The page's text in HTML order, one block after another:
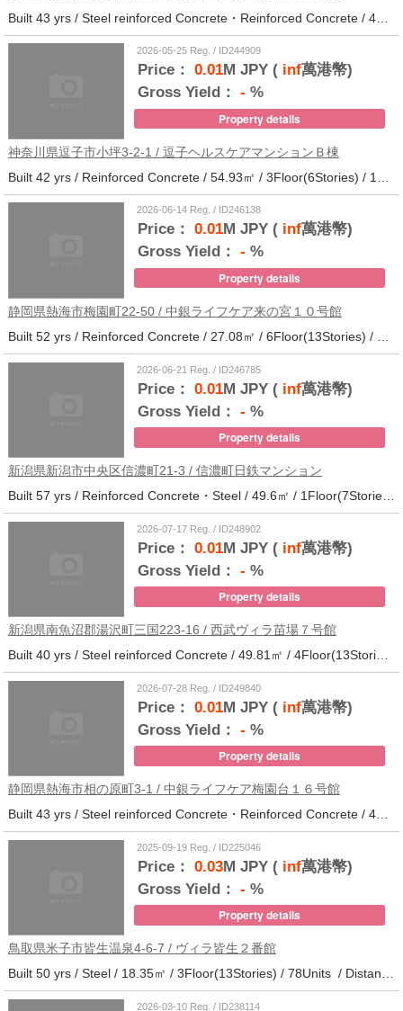
Built 43 yrs / Steel reinforced Concrete・Reinforced Concrete / 44.37㎡ / 5Floor(14Stories) / 294Units / Distance from the station.25
2026-05-25 Reg. / ID244909
Price： 0.01M JPY (inf萬港幣)
Gross Yield： - %
Property details
神奈川県逗子市小坪3-2-1 / 逗子ヘルスケアマンションＢ棟
2026-06-14 Reg. / ID246138
Price： 0.01M JPY (inf萬港幣)
Gross Yield： - %
Property details
静岡県熱海市梅園町22-50 / 中銀ライフケア来の宮１０号館
2026-06-21 Reg. / ID246785
Price： 0.01M JPY (inf萬港幣)
Gross Yield： - %
Property details
新潟県新潟市中央区信濃町21-3 / 信濃町日鉄マンション
Built 57 yrs / Reinforced Concrete・Steel / 49.6㎡ / 1Floor(7Stories) / 21Units / Distance from the station.10
2026-07-17 Reg. / ID248902
Price： 0.01M JPY (inf萬港幣)
Gross Yield： - %
Property details
新潟県南魚沼郡湯沢町三国223-16 / 西武ヴィラ苗場７号館
Built 40 yrs / Steel reinforced Concrete / 49.81㎡ / 4Floor(13Stories) / 370Units / Distance from the station.
2026-07-28 Reg. / ID249840
Price： 0.01M JPY (inf萬港幣)
Gross Yield： - %
Property details
静岡県熱海市相の原町3-1 / 中銀ライフケア梅園台１６号館
Built 43 yrs / Steel reinforced Concrete・Reinforced Concrete / 44.37㎡ / 14Floor(14Stories) / 294Units / Distance from the station.25
2025-09-19 Reg. / ID225046
Price： 0.03M JPY (inf萬港幣)
Gross Yield： - %
Property details
鳥取県米子市皆生温泉4-6-7 / ヴィラ皆生２番館
Built 50 yrs / Steel / 18.35㎡ / 3Floor(13Stories) / 78Units / Distance from the station.
2026-03-10 Reg. / ID238114